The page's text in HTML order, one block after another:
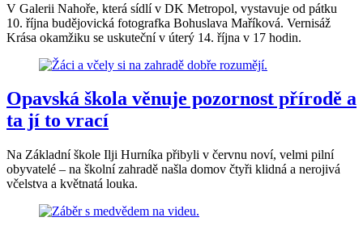
V Galerii Nahoře, která sídlí v DK Metropol, vystavuje od pátku
10. října budějovická fotografka Bohuslava Maříková. Vernisáž
Krása okamžiku se uskuteční v úterý 14. října v 17 hodin.
Opavská škola věnuje pozornost přírodě a
ta jí to vrací
Na Základní škole Ilji Hurníka přibyli v červnu noví, velmi pilní
obyvatelé – na školní zahradě našla domov čtyři klidná a nerojivá
včelstva a květnatá louka.